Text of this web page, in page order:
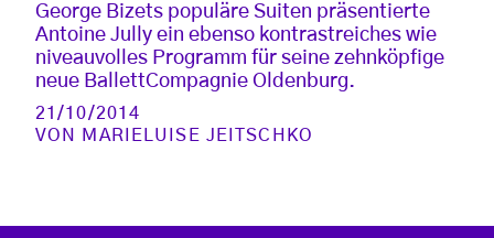
George Bizets populäre Suiten präsentierte
Antoine Jully ein ebenso kontrastreiches wie
niveauvolles Programm für seine zehnköpfige
neue BallettCompagnie Oldenburg.
21/10/2014
VON MARIELUISE JEITSCHKO